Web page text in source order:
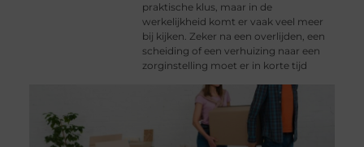
praktische klus, maar in de
werkelijkheid komt er vaak veel meer
bij kijken. Zeker na een overlijden, een
scheiding of een verhuizing naar een
zorginstelling moet er in korte tijd